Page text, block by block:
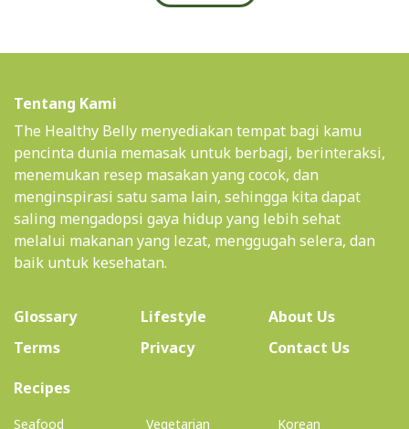
Tentang Kami
The Healthy Belly menyediakan tempat bagi kamu
pencinta dunia memasak untuk berbagi, berinteraksi,
menemukan resep masakan yang cocok, dan
menginspirasi satu sama lain, sehingga kita dapat
saling mengadopsi gaya hidup yang lebih sehat
melalui makanan yang lezat, menggugah selera, dan
baik untuk kesehatan.
Glossary Lifestyle About Us(current)
Terms
Privacy
Contact Us
Recipes(current)
Seafood Vegetarian Korean